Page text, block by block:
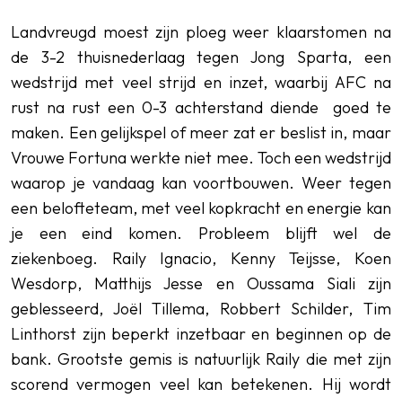
Landvreugd moest zijn ploeg weer klaarstomen na
de 3-2 thuisnederlaag tegen Jong Sparta, een
wedstrijd met veel strijd en inzet, waarbij AFC na
rust na rust een 0-3 achterstand diende goed te
maken. Een gelijkspel of meer zat er beslist in, maar
Vrouwe Fortuna werkte niet mee. Toch een wedstrijd
waarop je vandaag kan voortbouwen. Weer tegen
een belofteteam, met veel kopkracht en energie kan
je een eind komen. Probleem blijft wel de
ziekenboeg. Raily Ignacio, Kenny Teijsse, Koen
Wesdorp, Matthijs Jesse en Oussama Siali zijn
geblesseerd, Joël Tillema, Robbert Schilder, Tim
Linthorst zijn beperkt inzetbaar en beginnen op de
bank. Grootste gemis is natuurlijk Raily die met zijn
scorend vermogen veel kan betekenen. Hij wordt